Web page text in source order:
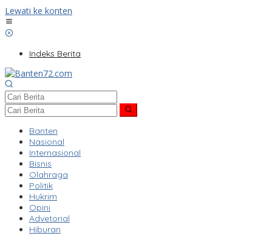
Lewati ke konten
Indeks Berita
Banten
Nasional
Internasional
Bisnis
Olahraga
Politik
Hukrim
Opini
Advetorial
Hiburan